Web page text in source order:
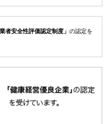
者安全性評価認定制度」 の認定を